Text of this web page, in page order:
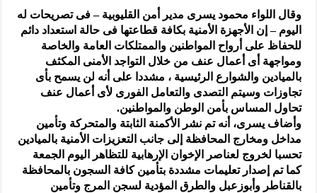
وقال اللواء محمود يسرى مدير أمن القليوبية – فى تصريحات له
اليوم – إن الأجهزة الأمنية بكافة قطاعتها فى حالة استعداد دائم
للحفاظ على أرواح المواطنين والممتلكات العامة والخاصة
ومواجهة أى أعمال عنف من خلال التواجد الأمنى المكثف
بالميادين والشوارع الرئيسية ، مشددا على أنه لن يسمح بأى
تجاوزات وسيتم التصدى والتعامل الفورى لأى أعمال عنف
تحاول المساس بأمن الوطن والمواطنين.
وأضاف يسرى، أنه تم نشر الأكمنة الثابتة والمتحركة وتأمين
مداخل ومخارج المحافظة إلى جانب التعزيزات الأمنية بالميادين
تحسبا لخروج لعناصر الإخوان الإرهابية للتظاهر اليوم الجمعة
كما تم إصدار تعليمات مشددة بتأمين كافة السجون بالمحافظة
بالقناطر وأبوزعبل والطرق المؤدية لسجن المرج وتأمين